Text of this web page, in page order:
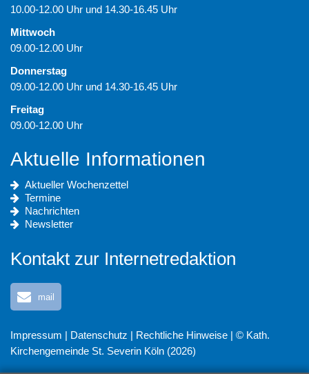
10.00-12.00 Uhr und 14.30-16.45 Uhr
Mittwoch
09.00-12.00 Uhr
Donnerstag
09.00-12.00 Uhr und 14.30-16.45 Uhr
Freitag
09.00-12.00 Uhr
Aktuelle Informationen
Aktueller Wochenzettel
Termine
Nachrichten
Newsletter
Kontakt zur Internetredaktion
mail
Impressum | Datenschutz | Rechtliche Hinweise | © Kath.
Kirchengemeinde St. Severin Köln (2026)